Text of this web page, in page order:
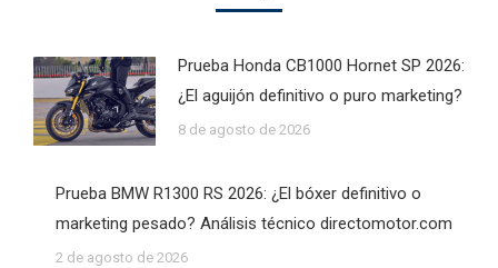
Prueba Honda CB1000 Hornet SP 2026:
¿El aguijón definitivo o puro marketing?
8 de agosto de 2026
Prueba BMW R1300 RS 2026: ¿El bóxer definitivo o
marketing pesado? Análisis técnico directomotor.com
2 de agosto de 2026